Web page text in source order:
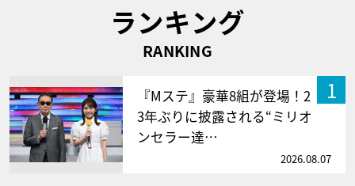
ランキング
RANKING
1
『Mステ』豪華8組が登場！2
3年ぶりに披露される“ミリオ
ンセラー達…
2026.08.07